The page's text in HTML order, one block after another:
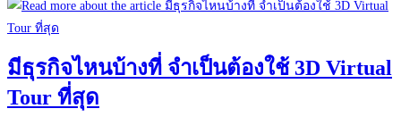
Virtual
อะไร
เหมาะ
มีธุรกิจไหนบ้างที่ จำเป็นต้องใช้ 3D Virtual
Tour ที่สุด